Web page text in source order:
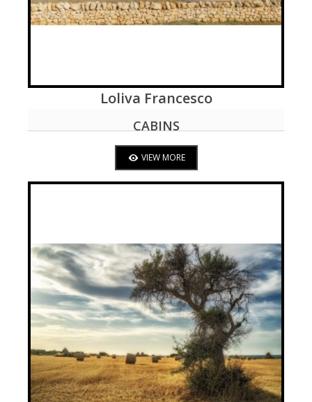
VIEW MORE
Loliva Francesco
CABINS
VIEW MORE